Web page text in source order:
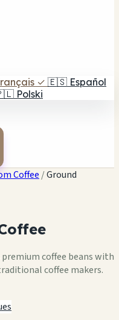
✓ 🇪🇸 Español
Polski
Coffee /Ground
coffee beans with
coffee makers.